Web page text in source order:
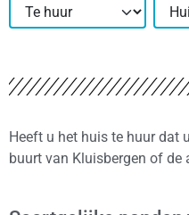
Heeft u het huis te huur dat
buurt van Kluisbergen of de